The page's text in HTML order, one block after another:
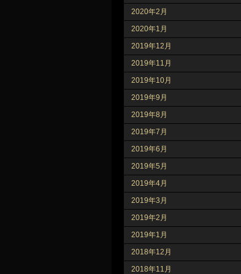
2020年2月
2020年1月
2019年12月
2019年11月
2019年10月
2019年9月
2019年8月
2019年7月
2019年6月
2019年5月
2019年4月
2019年3月
2019年2月
2019年1月
2018年12月
2018年11月